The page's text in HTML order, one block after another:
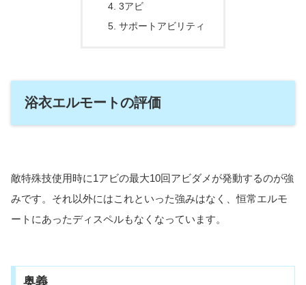
3アビ
サポートアビリティ
浴衣エルモートの評価
敵特殊技使用時に1アビの最大10回アビダメが発動するのが強
みです。それ以外にはこれといった強みはなく、恒常エルモ
ートにあったディスペルもなくなっています。
奥義